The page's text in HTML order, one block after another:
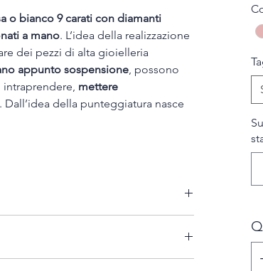
o bianco 9 carati con diamanti
a mano. L’idea della realizzazione
dei pezzi di alta gioielleria
appunto sospensione, possono
mettere
. Dall’idea della punteggiatura nasce
è gratuita.